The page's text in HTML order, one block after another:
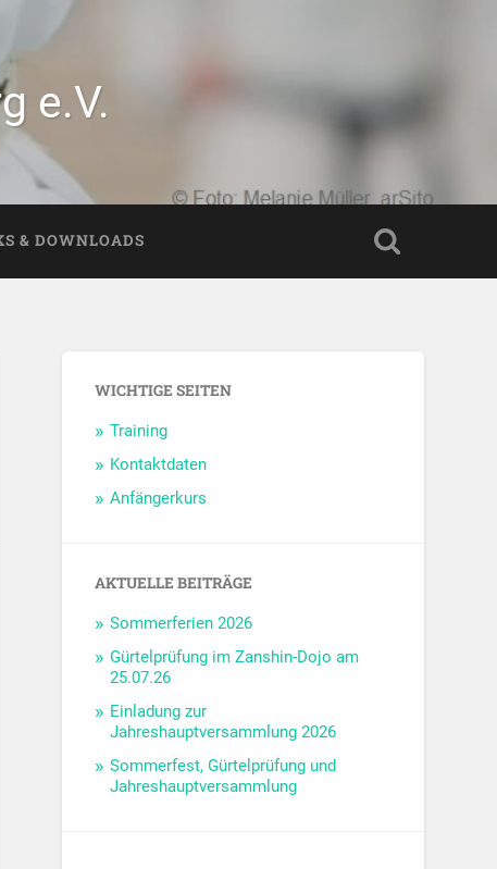
e.V.
& DOWNLOADS
WICHTIGE SEITEN
Training
Kontaktdaten
Anfängerkurs
AKTUELLE BEITRÄGE
Sommerferien 2026
Gürtelprüfung im Zanshin-Dojo am
25.07.26
Einladung zur
Jahreshauptversammlung 2026
Sommerfest, Gürtelprüfung und
Jahreshauptversammlung